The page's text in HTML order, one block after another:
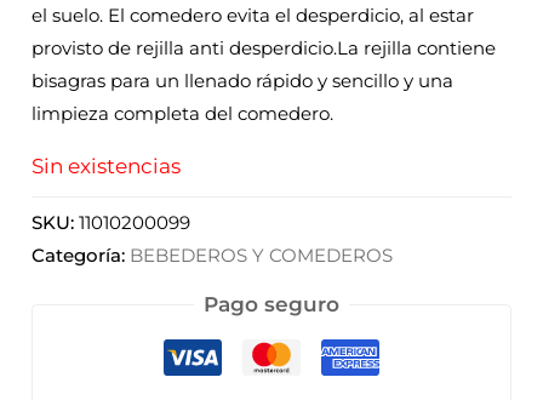
el suelo. El comedero evita el desperdicio, al estar
provisto de rejilla anti desperdicio.La rejilla contiene
bisagras para un llenado rápido y sencillo y una
limpieza completa del comedero.
Sin existencias
SKU:11010200099
Categoría: BEBEDEROS Y COMEDEROS
Pago seguro